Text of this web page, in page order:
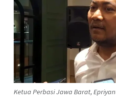
Ketua Perbasi Jawa Barat,